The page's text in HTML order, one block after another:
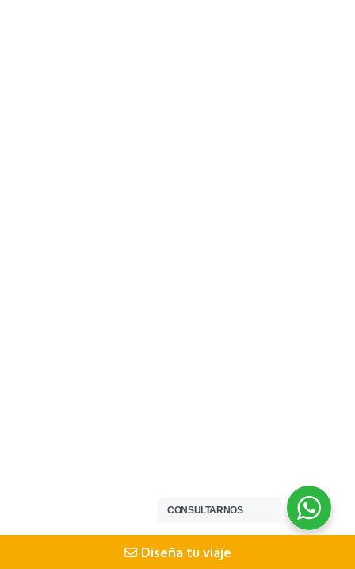
Diseña tu viaje
CONSULTARNOS